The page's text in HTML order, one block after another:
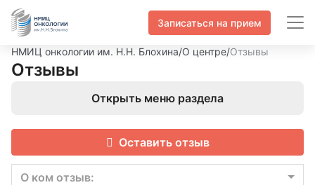
Записаться на прием
НМИЦ онкологии им. Н.Н. Блохина/О центре/Отзывы
Отзывы
Открыть меню раздела
Оставить отзыв
О ком отзыв: